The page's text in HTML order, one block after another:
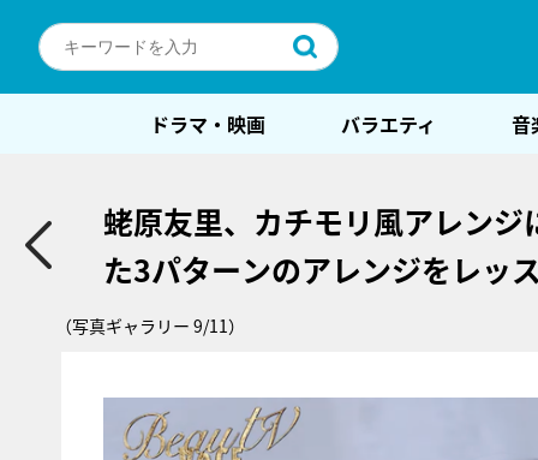
ドラマ・映画 バラエティ 音
蛯原友里、カチモリ風アレン
た3パターンのアレンジをレッ
（写真ギャラリー 9/11）